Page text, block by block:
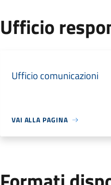
Ufficio
Ufficio comunicazioni
VAI ALLA PAGINA